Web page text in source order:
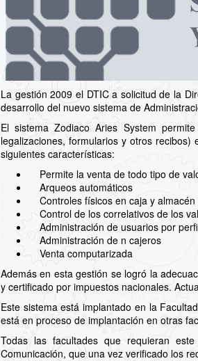
La gestión 2009 el DTIC a solicitud de la
desarrollo del nuevo sistema de
El sistema Zodiaco Aries System
legalizaciones, formularios y otros
siguientes características:
Permite la venta de todo tipo de
Arqueos automáticos
Controles físicos en caja y almacén
Control de los correlativos de los
Administración de usuarios por
Administración de n cajeros
Venta computarizada
Además en esta gestión se logró la
y certificado por impuestos nacionales.
Este sistema está implantado en la
está en proceso de implantación en otras
Todas las facultades que requieran
Comunicación, que una vez verificado los